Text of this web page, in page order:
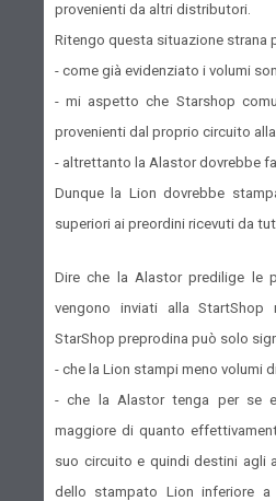
provenienti da altri distributori.
Ritengo questa situazione strana
- come già evidenziato i volumi
- mi aspetto che Starshop
provenienti dal proprio circuito
- altrettanto la Alastor dovrebbe
Dunque la Lion dovrebbe
superiori ai preordini ricevuti da
Dire che la Alastor predilige le
vengono inviati alla
StarShop preprodina può solo
- che la Lion stampi meno volumi
- che la Alastor tenga per se
maggiore di quanto
suo circuito e quindi destini agli
dello stampato Lion inferiore